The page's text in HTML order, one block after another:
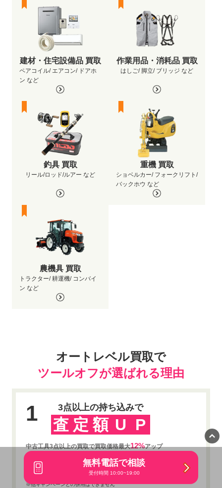
無料電話で相談
受付時間 10:00~19:00
建材・住宅設備品 買取
ペアコイル/ エアコン/ ドアホ
ン など
作業用品・消耗品 買取
はしご/ 脚立/ ブリッジ など
釣具 買取
リール/ロッド/ルアー など
重機 買取
ショベルカー/ フォークリフト/
バックホウ など
農機具 買取
トラクター/ 耕運機/ コンバイ
ン など
オートレベル買取で
ツールオフが選ばれる理由
1 3点以上の持ち込みで
査 定 額 U P
中古工具3点以上の買取で買取価格最大12%アップ
※未使用品は適応対象外です
※損傷の多い中古品・不動品・ジャンク品なども適用対象外の場合がありま
※他キャンペーンとの併用はできません